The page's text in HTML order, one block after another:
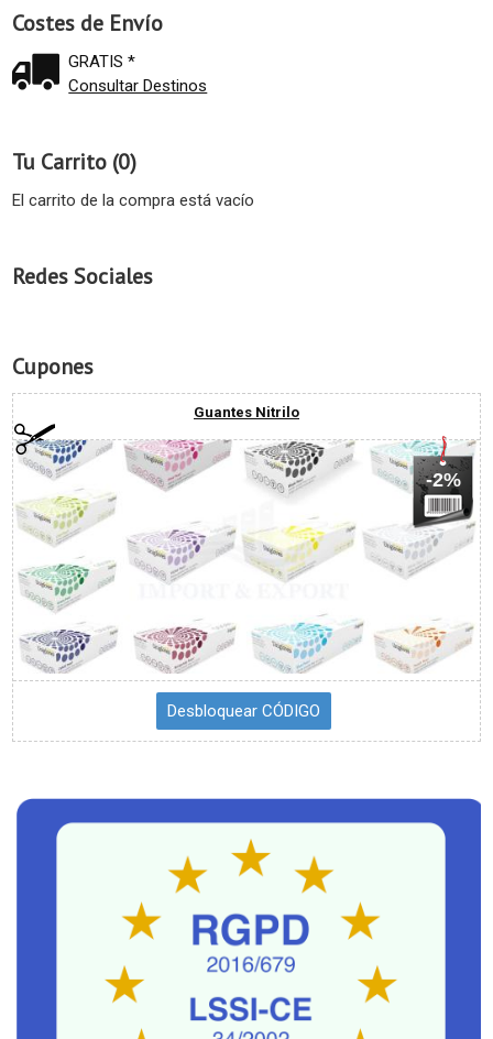
Costes de Envío
GRATIS *
Consultar Destinos
Tu Carrito (0)
El carrito de la compra está vacío
Redes Sociales
Cupones
Guantes Nitrilo
-2%